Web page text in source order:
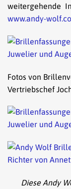
weitergehende
www.andy-
Fotos von
Vertriebschef
Diese Andy